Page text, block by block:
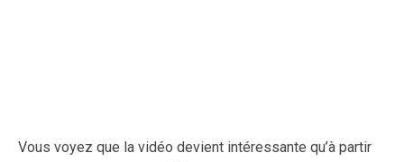
Vous voyez que la vidéo devient intéressante qu’à partir